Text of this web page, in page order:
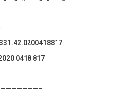
0418 817